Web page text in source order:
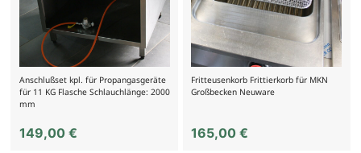
Anschlußset kpl. für Propangasgeräte
für 11 KG Flasche Schlauchlänge: 2000
mm
149,00 €
Fritteusenkorb Frittierkorb für MKN
Großbecken Neuware
165,00€